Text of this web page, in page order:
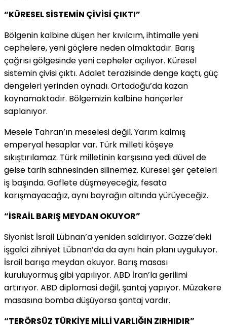
“KÜRESEL SİSTEMİN ÇİVİSİ ÇIKTI”
Bölgenin kalbine düşen her kıvılcım, ihtimalle yeni
cephelere, yeni göçlere neden olmaktadır. Barış
çağrısı gölgesinde yeni cepheler açılıyor. Küresel
sistemin çivisi çıktı. Adalet terazisinde denge kaçtı, güç
dengeleri yerinden oynadı. Ortadoğu’da kazan
kaynamaktadır. Bölgemizin kalbine hançerler
saplanıyor.
Mesele Tahran’ın meselesi değil. Yarım kalmış
emperyal hesaplar var. Türk milleti köşeye
sıkıştırılamaz. Türk milletinin karşısına yedi düvel de
gelse tarih sahnesinden silinemez. Küresel şer çeteleri
iş başında. Gaflete düşmeyeceğiz, fesata
karışmayacağız, aynı bayrağın altında yürüyeceğiz.
“İSRAİL BARIŞ MEYDAN OKUYOR”
Siyonist İsrail Lübnan’a yeniden saldırıyor. Gazze’deki
işgalci zihniyet Lübnan’da da aynı hain planı uyguluyor.
İsrail barışa meydan okuyor. Barış masası
kuruluyormuş gibi yapılıyor. ABD İran’la gerilimi
artırıyor. ABD diplomasi değil, şantaj yapıyor. Müzakere
masasına bomba düşüyorsa şantaj vardır.
“TERÖRSÜZ TÜRKİYE MİLLİ VARLIĞIN ZIRHIDIR”